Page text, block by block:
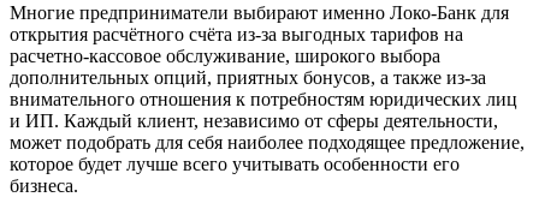
Многие предприниматели выбирают именно Локо-Банк для
открытия расчётного счёта из-за выгодных тарифов на
расчетно-кассовое обслуживание, широкого выбора
дополнительных опций, приятных бонусов, а также из-за
внимательного отношения к потребностям юридических лиц
и ИП. Каждый клиент, независимо от сферы деятельности,
может подобрать для себя наиболее подходящее предложение,
которое будет лучше всего учитывать особенности его
бизнеса.